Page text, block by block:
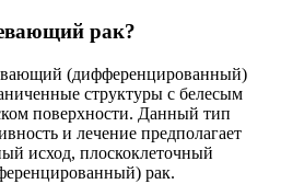
рак?
(дифференцированный)
структуры с белесым
поверхности. Данный тип
и лечение предполагает
исход, плоскоклеточный
рак.